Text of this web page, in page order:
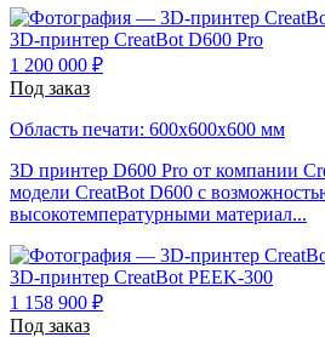
3D-принтер CreatBot D600 Pro
1 200 000 ₽
Под заказ
Область печати: 600х600х600 мм
3D принтер D600 Pro от компании
модели CreatBot D600 с
высокотемпературными материал...
3D-принтер CreatBot PEEK-300
1 158 900 ₽
Под заказ